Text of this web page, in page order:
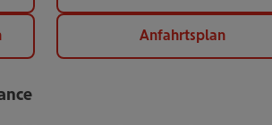
Anfahrtsplan